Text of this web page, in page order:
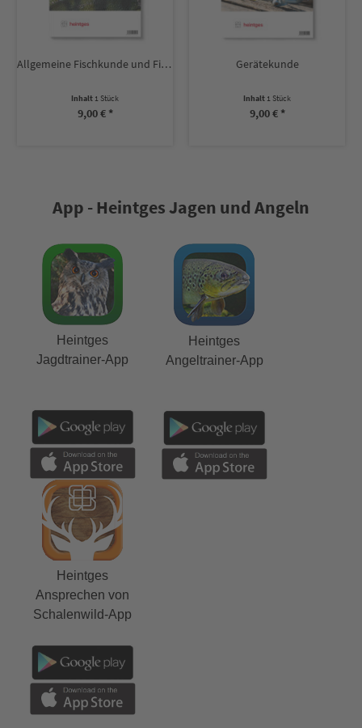
Allgemeine Fischkunde und Fischkrankheiten
Inhalt 1 Stück
9,00 € *
Gerätekunde
Inhalt 1 Stück
9,00 € *
App - Heintges Jagen und Angeln
Heintges
Jagdtrainer-App
Heintges
Angeltrainer-App
Heintges
Ansprechen von
Schalenwild-App